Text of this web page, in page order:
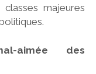
majeures
aimée des